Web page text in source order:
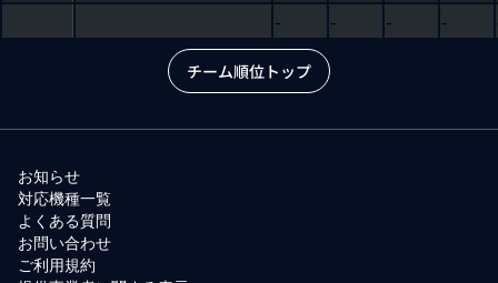
-
- - -
チーム順位トップ
お知らせ
対応機種一覧
よくある質問
お問い合わせ
ご利用規約